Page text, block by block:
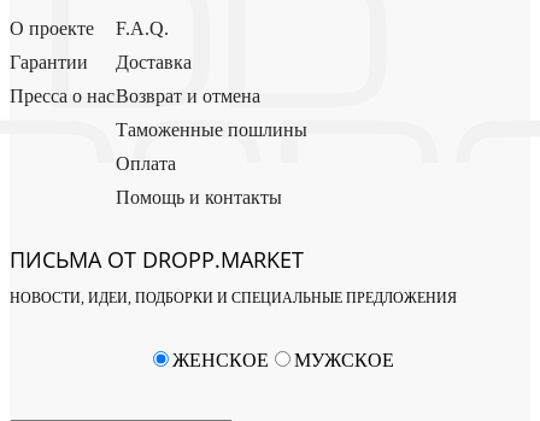
О проекте
Гарантии
Пресса о нас
F.A.Q.
Доставка
Возврат и отмена
Таможенные пошлины
Оплата
Помощь и контакты
ПИСЬМА ОТ DROPP.MARKET
НОВОСТИ, ИДЕИ, ПОДБОРКИ И СПЕЦИАЛЬНЫЕ ПРЕДЛОЖЕНИЯ
ЖЕНСКОЕ МУЖСКОЕ